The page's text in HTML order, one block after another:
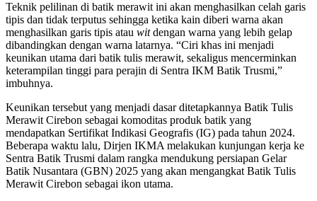
Teknik pelilinan di batik merawit ini akan menghasilkan celah garis
tipis dan tidak terputus sehingga ketika kain diberi warna akan
menghasilkan garis tipis atau witdengan warna yang lebih gelap
dibandingkan dengan warna latarnya. “Ciri khas ini menjadi
keunikan utama dari batik tulis merawit, sekaligus mencerminkan
keterampilan tinggi para perajin di Sentra IKM Batik Trusmi,”
imbuhnya.
Keunikan tersebut yang menjadi dasar ditetapkannya Batik Tulis
Merawit Cirebon sebagai komoditas produk batik yang
mendapatkan Sertifikat Indikasi Geografis (IG) pada tahun 2024.
Beberapa waktu lalu, Dirjen IKMA melakukan kunjungan kerja ke
Sentra Batik Trusmi dalam rangka mendukung persiapan Gelar
Batik Nusantara (GBN) 2025 yang akan mengangkat Batik Tulis
Merawit Cirebon sebagai ikon utama.